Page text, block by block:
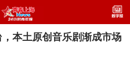
本土原创音乐剧渐成市场